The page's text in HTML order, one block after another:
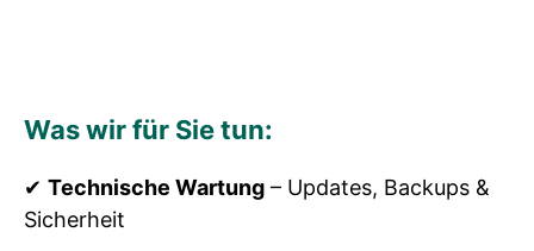
Was wir für Sie tun:
✔ Technische Wartung – Updates, Backups &
Sicherheit